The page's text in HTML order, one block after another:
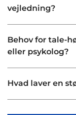
vejledning?
Behov for tale-
eller psykolog?
Hvad laver en